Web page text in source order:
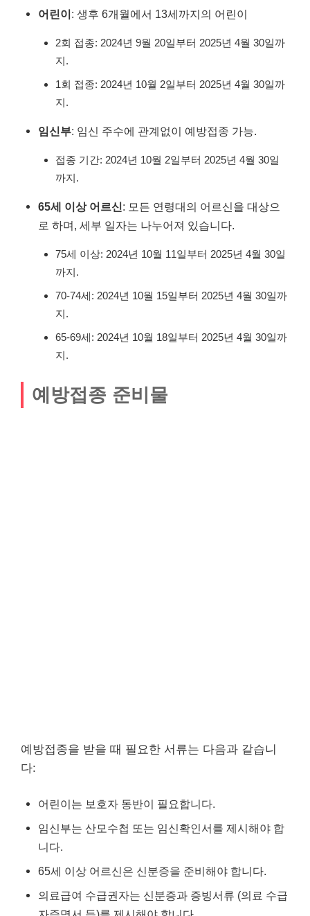
어린이: 생후 6개월에서 13세까지의 어린이
2회 접종: 2024년 9월 20일부터 2025년 4월 30일까
지.
1회 접종: 2024년 10월 2일부터 2025년 4월 30일까
지.
임신부: 임신 주수에 관계없이 예방접종 가능.
접종 기간: 2024년 10월 2일부터 2025년 4월 30일
까지.
65세 이상 어르신: 모든 연령대의 어르신을 대상으
로 하며, 세부 일자는 나누어져 있습니다.
75세 이상: 2024년 10월 11일부터 2025년 4월 30일
까지.
70-74세: 2024년 10월 15일부터 2025년 4월 30일까
지.
65-69세: 2024년 10월 18일부터 2025년 4월 30일까
지.
예방접종 준비물
예방접종을 받을 때 필요한 서류는 다음과 같습니
다:
어린이는 보호자 동반이 필요합니다.
임신부는 산모수첩 또는 임신확인서를 제시해야 합
니다.
65세 이상 어르신은 신분증을 준비해야 합니다.
의료급여 수급권자는 신분증과 증빙서류 (의료 수급